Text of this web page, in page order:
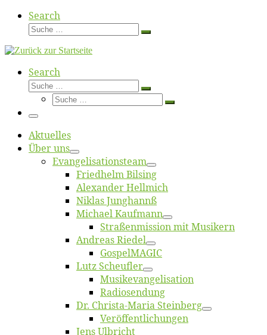
Search
Suche
Suche
Search
Suche
Suche
Suche
Suche
Menü
Ak­tu­el­les
Über uns
Evangelisa­tions­team
Fried­helm Bilsing
Alex­an­der Hellmich
Ni­klas Junghannß
Mi­cha­el Kaufmann
Straßenmis­sion mit Musikern
An­dre­as Riedel
Gos­pel­MA­GIC
Lutz Scheuf­ler
Musikevan­ge­li­sa­tion
Ra­dio­sen­dung
Dr. Chris­­ta-Ma­ria Steinberg
Ver­öf­fent­li­chun­gen
Jens Ulb­richt